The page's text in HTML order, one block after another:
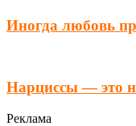
Иногда любовь
Нарциссы — это
Реклама